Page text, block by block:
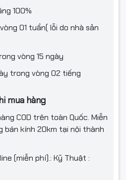
100%
01 tuần( lỗi do nhà sản
vòng 15 ngày
trong vòng 02 tiếng
mua hàng
COD trên toàn Quốc. Miễn
bán kính 20km tại nội thành
(miễn phí).: Kỹ Thuật :
đến18 trang/phút
. Điều này giúp bạn hoàn
cách hiệu quả và tiết kiệm
Tuyệt Vời
thiết kế ưu việt của máy giúp
tiết kiệm chi phí và thời gian sử
& Linh Hoạt
giúp dễ dàng kết nối với máy